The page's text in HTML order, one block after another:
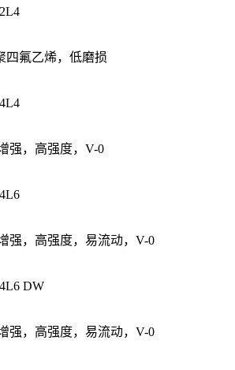
四氟乙烯，低磨损
强，高强度，V-0
强，高强度，易流动，V-0
DW
强，高强度，易流动，V-0